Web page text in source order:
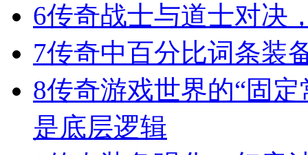
6传奇战士与道士对决
7传奇中百分比词条装
8传奇游戏世界的“固
是底层逻辑